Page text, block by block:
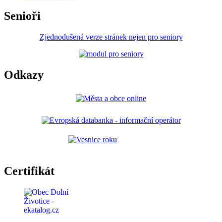
Senioři
Zjednodušená verze stránek nejen pro seniory
Odkazy
Certifikát